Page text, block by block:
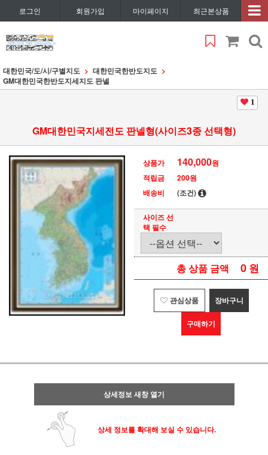
로그인 회원가입 마이페이지 최근본상품
대한민국/도/시/구별지도
대한민국한반도지도
GM대한민국한반도지세지도 판넬
1
GM대한민국지세전도 판넬형(사이즈3종 선택형)
상품가 140,000원
적립금
200원
배송비
(조건)
사이즈 선
택 필수
총 상품 금액 0 원
관심상품 장바구니
구매하기
상세정보 새창 열기
상세 정보를 확대해 보실 수 있습니다.